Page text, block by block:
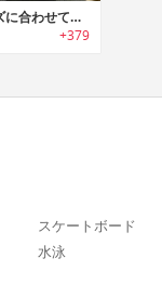
X-Flex belt 2｜サイズに合わせて微調整可能なストレッチレザーベルト「エックスフレックスベルト2」
+379
スケートボード
水泳